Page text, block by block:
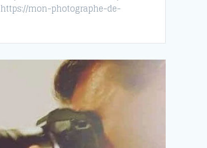
mon-photographe-de-